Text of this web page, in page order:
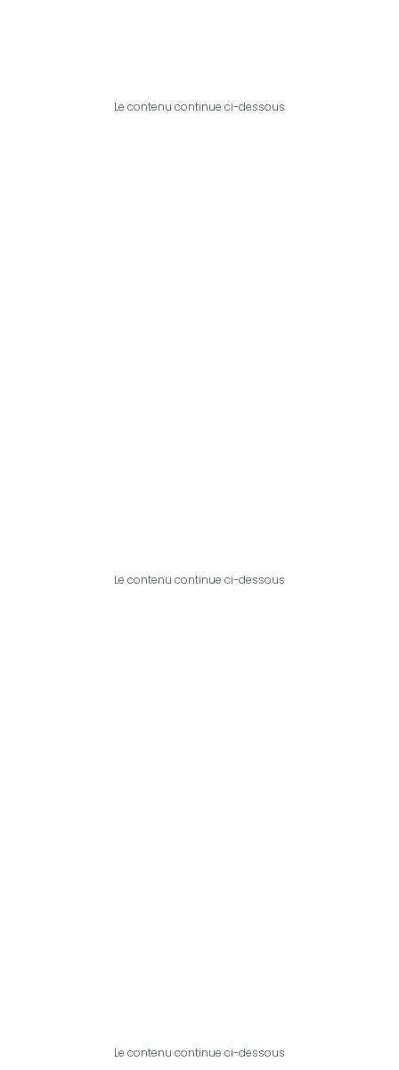
Le contenu continue ci-dessous
Le contenu continue ci-dessous
Le contenu continue ci-dessous